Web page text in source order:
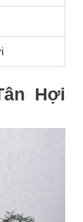
Hợi